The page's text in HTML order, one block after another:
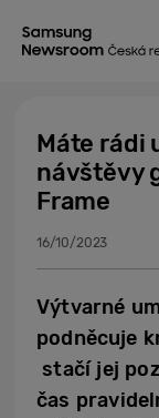
Máte rádi
návštěvy
Frame
16/10/2023
Výtvarné
podněcuje
stačí jej
čas